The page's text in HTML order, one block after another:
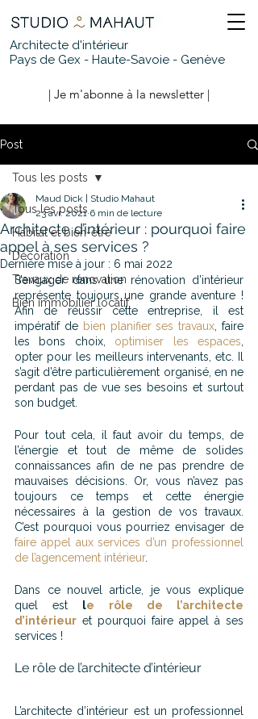
Architecte d'intérieur
Pays de Gex - Haute-Savoie - Genève
| Je m'abonne à la newsletter |
Post
Tous les posts
Habitat et bien-être
Décoration
Travaux de rénovation
Bien immobilier locatif
Tous les posts
Architecte d’intérieur : pourquoi faire
appel à ses services ?
Maud Dick | Studio Mahaut
23 avr. 2021 6 min de lecture
Dernière mise à jour : 6 mai 2022
S’engager dans une rénovation d’intérieur
représente toujours une grande aventure !
Afin de réussir cette entreprise, il est
impératif de bien planifier ses travaux , faire
les bons choix, optimiser les espaces
opter pour les meilleurs intervenants, etc. Il
s’agit d’être particulièrement organisé, en ne
perdant pas de vue ses besoins et surtout
son budget.
Pour tout cela, il faut avoir du temps, de
l’énergie et tout de même de solides
connaissances afin de ne pas prendre de
mauvaises décisions. Or, vous n’avez pas
toujours ce temps et cette énergie
nécessaires à la gestion de vos travaux.
faire appel aux services d’un professionnel
de l’agencement intérieur.
Dans ce nouvel article, je vous explique
quel est
le rôle de l’architecte
d’intérieur et pourquoi faire appel à ses
services !
Le rôle de l’architecte d’intérieur
L’architecte d’intérieur est un professionnel